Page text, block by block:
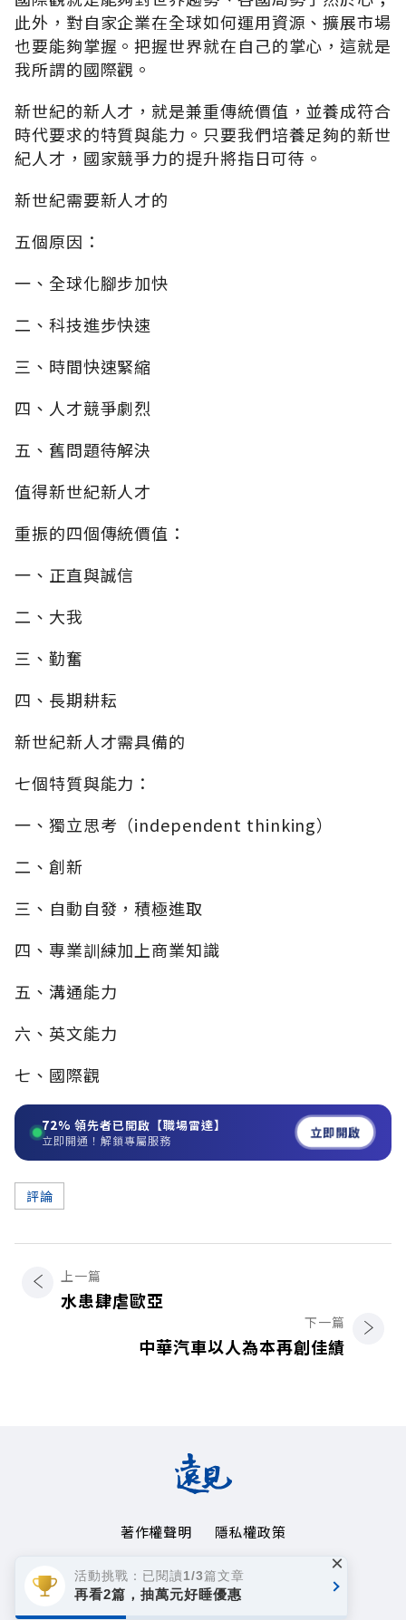
此外，對自家企業在全球如何運用資源、擴展市場
也要能夠掌握。把握世界就在自己的掌心，這就是
我所謂的國際觀。
新世紀的新人才，就是兼重傳統價值，並養成符合
時代要求的特質與能力。只要我們培養足夠的新世
紀人才，國家競爭力的提升將指日可待。
新世紀需要新人才的
五個原因：
一、全球化腳步加快
二、科技進步快速
三、時間快速緊縮
四、人才競爭劇烈
五、舊問題待解決
值得新世紀新人才
重振的四個傳統價值：
一、正直與誠信
二、大我
三、勤奮
四、長期耕耘
新世紀新人才需具備的
七個特質與能力：
一、獨立思考（independent thinking）
二、創新
三、自動自發，積極進取
四、專業訓練加上商業知識
五、溝通能力
六、英文能力
七、國際觀
72% 領先者已開啟【職場雷達】
立即開通！解鎖專屬服務 立即開啟
評論
上一篇
水患肆虐歐亞
下一篇
中華汽車以人為本再創佳績
著作權聲明
隱私權政策
Copyright© 1999~2026
遠見天下文化事業群. All rights reserved.
活動挑戰：已閱讀1/3篇文章
再看2篇，抽萬元好睡優惠
×